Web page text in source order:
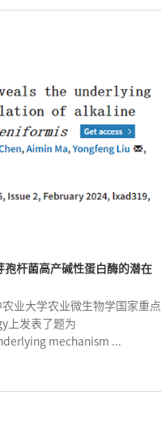
杆菌高产碱性蛋白酶的潜在
业大学农业微生物学国家重点
上发表了题为
mechanism ...